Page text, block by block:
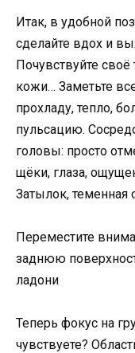
Итак, в удобной
сделайте вдох и
Почувствуйте своё
кожи… Заметьте
прохладу, тепло,
пульсацию.
головы: просто
щёки, глаза,
Затылок, теменная
Переместите
заднюю
ладони
Теперь фокус на
чувствуете?